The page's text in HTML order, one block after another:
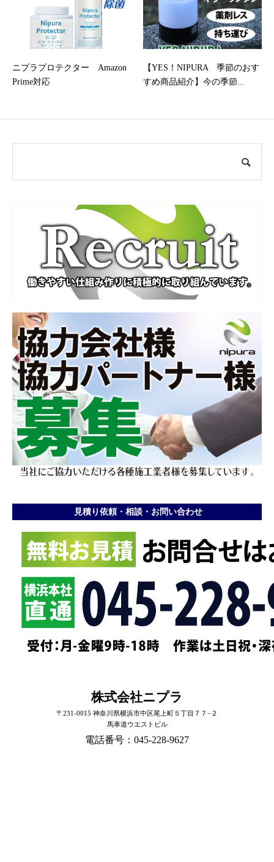
ニプラプロテクター Amazon
Prime対応
【YES！NIPURA 季節のおす
すめ商品紹介】今の季節...
見積り依頼・相談・お問い合わせ
株式会社ニプラ
〒231-0015 神奈川県横浜市中区尾上町５丁目７７−２
馬車道ウエストビル
電話番号：045-228-9627